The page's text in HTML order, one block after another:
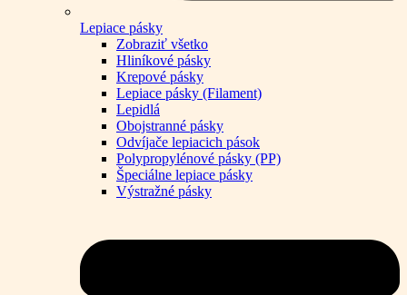
Lepiace pásky
Zobraziť všetko
Hliníkové pásky
Krepové pásky
Lepiace pásky (Filament)
Lepidlá
Obojstranné pásky
Odvíjače lepiacich pások
Polypropylénové pásky (PP)
Špeciálne lepiace pásky
Výstražné pásky